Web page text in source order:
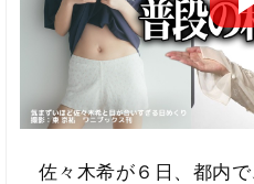
佐々木希が６日、都内